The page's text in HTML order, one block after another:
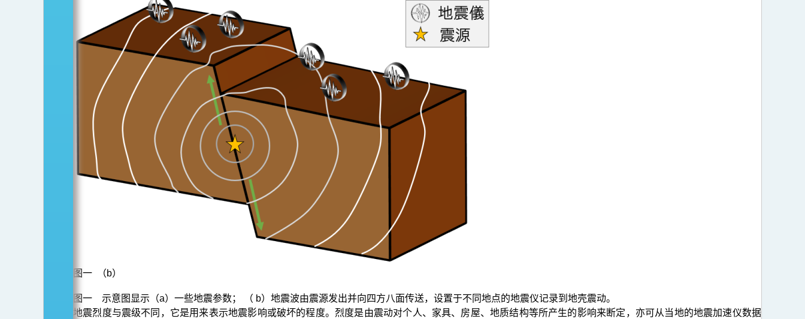
图一 （b）
图一 示意图显示（a）一些地震参数； （ b）地震波由震源发出并向四方八面传送，设置于不同地点的地震仪记录到地壳震动。
地震烈度与震级不同，它是用来表示地震影响或破坏的程度。烈度是由震动对个人、家具、房屋、地质结构等所产生的影响来断定，亦可从当地的地震加速仪数据